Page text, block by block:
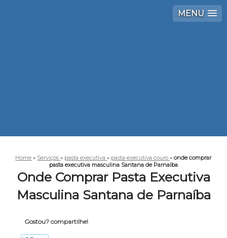
MENU
Home » Serviços» pasta executiva» pasta executiva couro»onde comprar
pasta executiva masculina Santana de Parnaíba
Onde Comprar Pasta Executiva
Masculina Santana de Parnaíba
Gostou? compartilhe!